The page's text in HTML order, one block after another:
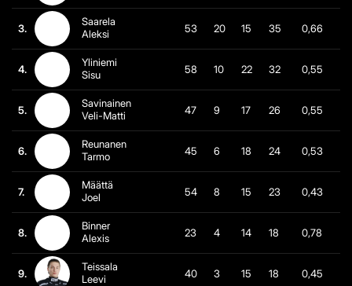
3.
Saarela
Aleksi
53 20 15 35 0,66
4.
Yliniemi
Sisu
58 10 22 32 0,55
5.
Savinainen
Veli-Matti
47 9 17 26 0,55
6.
Reunanen
Tarmo
45 6 18 24 0,53
7.
Määttä
Joel
54 8 15 23 0,43
8.
Binner
Alexis
23 4 14 18 0,78
9.
Teissala
Leevi
40 3 15 18 0,45